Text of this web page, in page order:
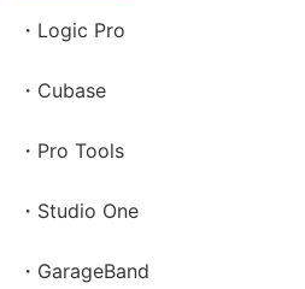
・Logic Pro
・Cubase
・Pro Tools
・Studio One
・GarageBand